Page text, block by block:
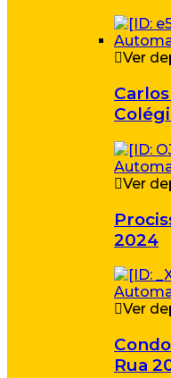
Ver
Ver
2024
Ver
Rua